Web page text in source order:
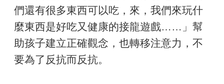
們還有很多東西可以吃，來，我們來玩什
麼東西是好吃又健康的接龍遊戲……」幫
助孩子建立正確觀念，也轉移注意力，不
要為了反抗而反抗。